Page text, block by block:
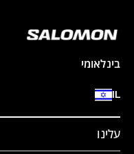
בינלאומי
IL
עלינו